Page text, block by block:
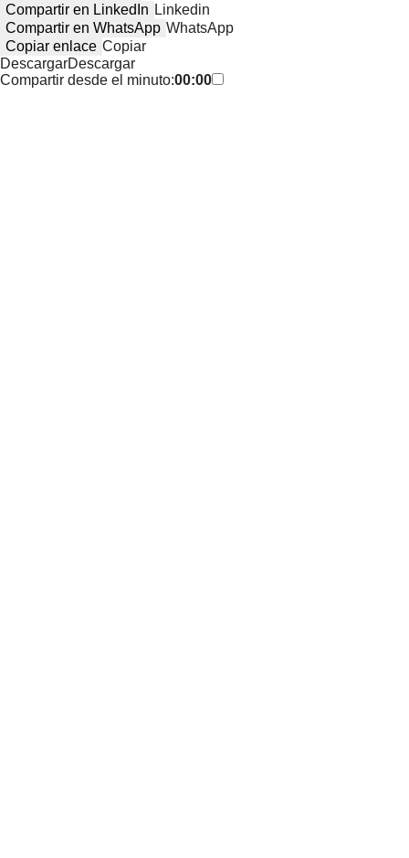
Compartir en LinkedIn Linkedin
Compartir en WhatsApp WhatsApp
Copiar enlace Copiar
DescargarDescargar
Compartir desde el minuto:00:00